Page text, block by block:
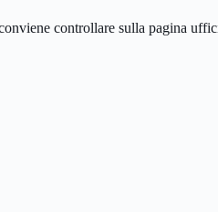
controllare sulla pagina